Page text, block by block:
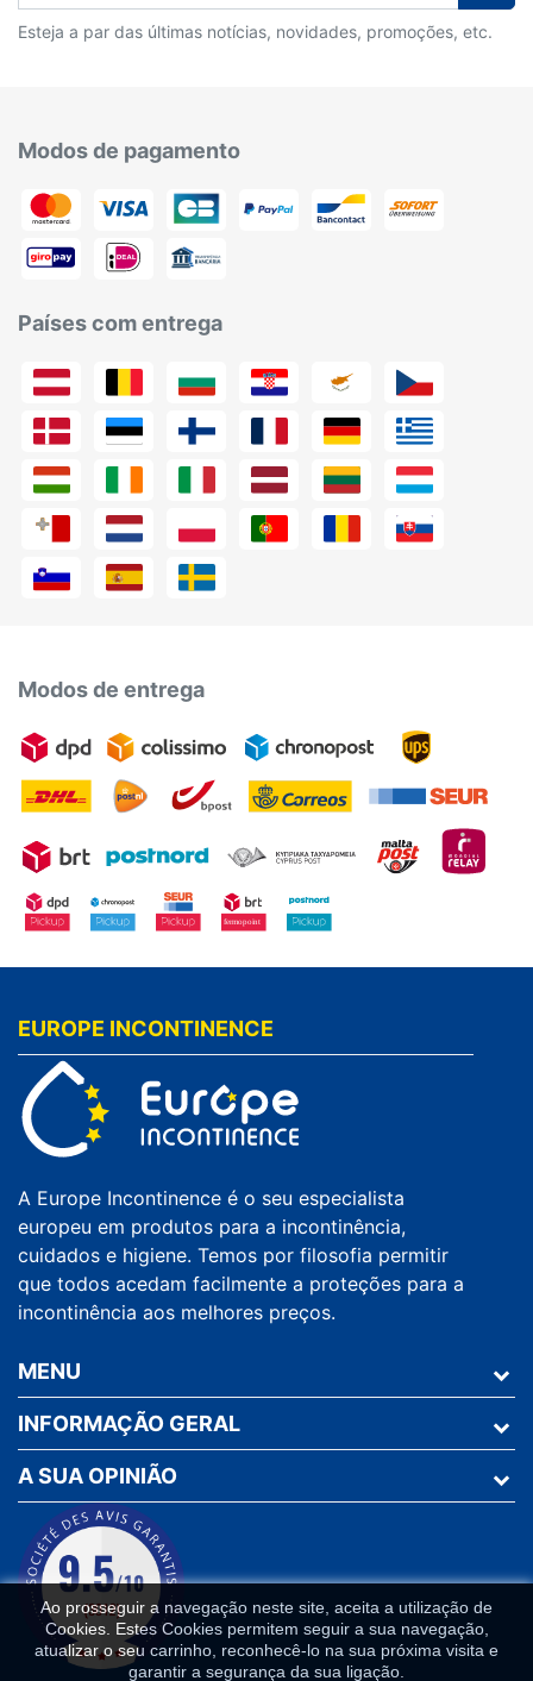
Esteja a par das últimas notícias, novidades, promoções, etc.
Modos de pagamento
Países com entrega
Modos de entrega
EUROPE INCONTINENCE
A Europe Incontinence é o seu especialista
europeu em produtos para a incontinência,
cuidados e higiene. Temos por filosofia permitir
que todos acedam facilmente a proteções para a
incontinência aos melhores preços.
MENU
INFORMAÇÃO GERAL
Ao prosseguir a navegação neste site, aceita a utilização de
Cookies. Estes Cookies permitem seguir a sua navegação,
atualizar o seu carrinho, reconhecê-lo na sua próxima visita e
garantir a segurança da sua ligação.
A SUA OPINIÃO